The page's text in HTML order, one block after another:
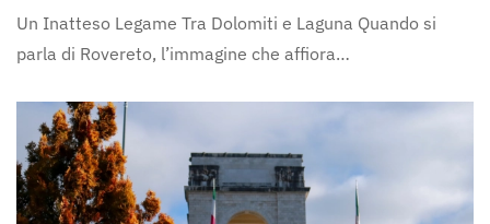
Un Inatteso Legame Tra Dolomiti e Laguna Quando si
parla di Rovereto, l’immagine che affiora…